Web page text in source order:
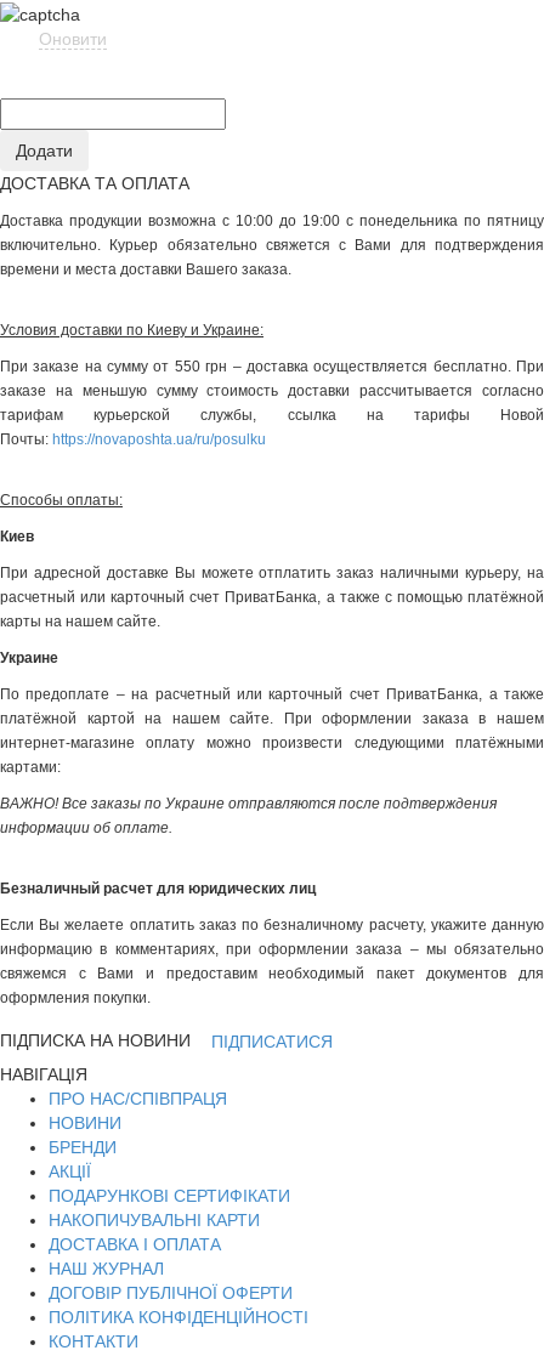
Оновити
ДОСТАВКА ТА ОПЛАТА
Доставка продукции возможна с 10:00 до 19:00 с понедельника по пятницу
включительно. Курьер обязательно свяжется с Вами для подтверждения
времени и места доставки Вашего заказа.
Условия доставки по Киеву и Украине:
При заказе на сумму от 550 грн – доставка осуществляется бесплатно. При
заказе на меньшую сумму стоимость доставки рассчитывается согласно
тарифам курьерской службы, ссылка на тарифы Новой
Почты: https://novaposhta.ua/ru/posulku
Способы оплаты:
Киев
При адресной доставке Вы можете отплатить заказ наличными курьеру, на
расчетный или карточный счет ПриватБанка, а также с помощью платёжной
карты на нашем сайте.
Украине
По предоплате – на расчетный или карточный счет ПриватБанка, а также
платёжной картой на нашем сайте. При оформлении заказа в нашем
интернет-магазине оплату можно произвести следующими платёжными
картами:
ВАЖНО! Все заказы по Украине отправляются после подтверждения
информации об оплате.
Безналичный расчет для юридических лиц
Если Вы желаете оплатить заказ по безналичному расчету, укажите данную
информацию в комментариях, при оформлении заказа – мы обязательно
свяжемся с Вами и предоставим необходимый пакет документов для
оформления покупки.
ПІДПИСКА НА НОВИНИ
ПІДПИСАТИСЯ
НАВІГАЦІЯ
ПРО НАС/СПІВПРАЦЯ
НОВИНИ
БРЕНДИ
АКЦІЇ
ПОДАРУНКОВІ СЕРТИФІКАТИ
НАКОПИЧУВАЛЬНІ КАРТИ
ДОСТАВКА І ОПЛАТА
НАШ ЖУРНАЛ
ДОГОВІР ПУБЛІЧНОЇ ОФЕРТИ
ПОЛІТИКА КОНФІДЕНЦІЙНОСТІ
КОНТАКТИ